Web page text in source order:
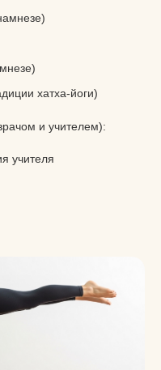
хатха-йоги)
и учителем):
учителя